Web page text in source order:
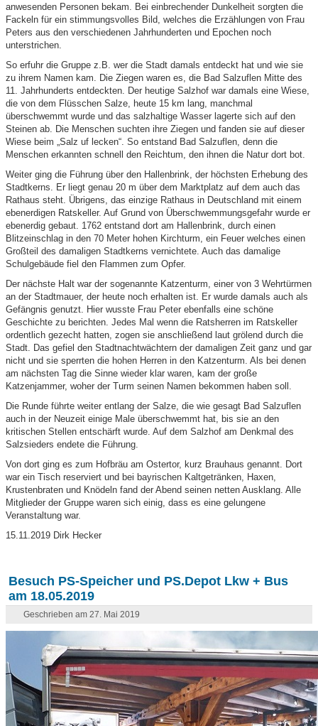
anwesenden Personen bekam. Bei einbrechender Dunkelheit sorgten die
Fackeln für ein stimmungsvolles Bild, welches die Erzählungen von Frau
Peters aus den verschiedenen Jahrhunderten und Epochen noch
unterstrichen.
So erfuhr die Gruppe z.B. wer die Stadt damals entdeckt hat und wie sie
zu ihrem Namen kam. Die Ziegen waren es, die Bad Salzuflen Mitte des
11. Jahrhunderts entdeckten. Der heutige Salzhof war damals eine Wiese,
die von dem Flüsschen Salze, heute 15 km lang, manchmal
überschwemmt wurde und das salzhaltige Wasser lagerte sich auf den
Steinen ab. Die Menschen suchten ihre Ziegen und fanden sie auf dieser
Wiese beim „Salz uf lecken“. So entstand Bad Salzuflen, denn die
Menschen erkannten schnell den Reichtum, den ihnen die Natur dort bot.
Weiter ging die Führung über den Hallenbrink, der höchsten Erhebung des
Stadtkerns. Er liegt genau 20 m über dem Marktplatz auf dem auch das
Rathaus steht. Übrigens, das einzige Rathaus in Deutschland mit einem
ebenerdigen Ratskeller. Auf Grund von Überschwemmungsgefahr wurde er
ebenerdig gebaut. 1762 entstand dort am Hallenbrink, durch einen
Blitzeinschlag in den 70 Meter hohen Kirchturm, ein Feuer welches einen
Großteil des damaligen Stadtkerns vernichtete. Auch das damalige
Schulgebäude fiel den Flammen zum Opfer.
Der nächste Halt war der sogenannte Katzenturm, einer von 3 Wehrtürmen
an der Stadtmauer, der heute noch erhalten ist. Er wurde damals auch als
Gefängnis genutzt. Hier wusste Frau Peter ebenfalls eine schöne
Geschichte zu berichten. Jedes Mal wenn die Ratsherren im Ratskeller
ordentlich gezecht hatten, zogen sie anschließend laut grölend durch die
Stadt. Das gefiel den Stadtnachtwächtern der damaligen Zeit ganz und gar
nicht und sie sperrten die hohen Herren in den Katzenturm. Als bei denen
am nächsten Tag die Sinne wieder klar waren, kam der große
Katzenjammer, woher der Turm seinen Namen bekommen haben soll.
Die Runde führte weiter entlang der Salze, die wie gesagt Bad Salzuflen
auch in der Neuzeit einige Male überschwemmt hat, bis sie an den
kritischen Stellen entschärft wurde. Auf dem Salzhof am Denkmal des
Salzsieders endete die Führung.
Von dort ging es zum Hofbräu am Ostertor, kurz Brauhaus genannt. Dort
war ein Tisch reserviert und bei bayrischen Kaltgetränken, Haxen,
Krustenbraten und Knödeln fand der Abend seinen netten Ausklang. Alle
Mitglieder der Gruppe waren sich einig, dass es eine gelungene
Veranstaltung war.
15.11.2019 Dirk Hecker
Besuch PS-Speicher und PS.Depot Lkw + Bus
am 18.05.2019
Geschrieben am 27. Mai 2019